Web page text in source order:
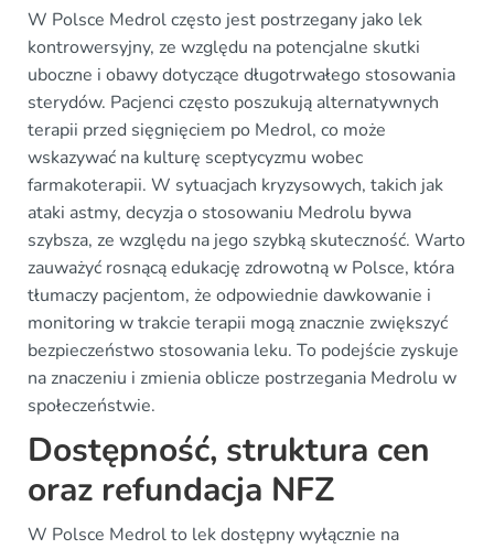
W Polsce Medrol często jest postrzegany jako lek
kontrowersyjny, ze względu na potencjalne skutki
uboczne i obawy dotyczące długotrwałego stosowania
sterydów. Pacjenci często poszukują alternatywnych
terapii przed sięgnięciem po Medrol, co może
wskazywać na kulturę sceptycyzmu wobec
farmakoterapii. W sytuacjach kryzysowych, takich jak
ataki astmy, decyzja o stosowaniu Medrolu bywa
szybsza, ze względu na jego szybką skuteczność. Warto
zauważyć rosnącą edukację zdrowotną w Polsce, która
tłumaczy pacjentom, że odpowiednie dawkowanie i
monitoring w trakcie terapii mogą znacznie zwiększyć
bezpieczeństwo stosowania leku. To podejście zyskuje
na znaczeniu i zmienia oblicze postrzegania Medrolu w
społeczeństwie.
Dostępność, struktura cen
oraz refundacja NFZ
W Polsce Medrol to lek dostępny wyłącznie na